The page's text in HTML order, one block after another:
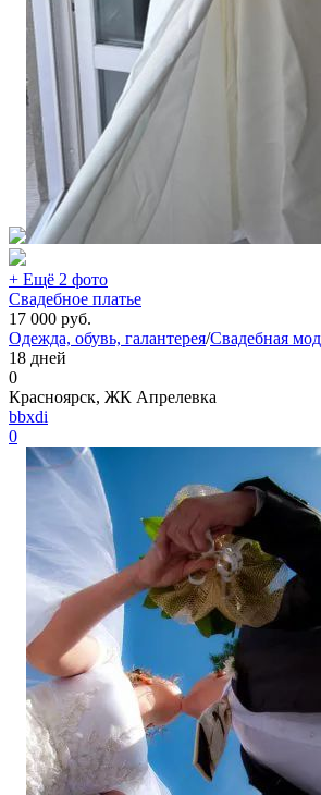
+ Ещё 2 фото
Свадебное платье
17 000 руб.
Одежда, обувь, галантерея/Свадебная
18 дней
0
Красноярск, ЖК Апрелевка
bbxdi
0